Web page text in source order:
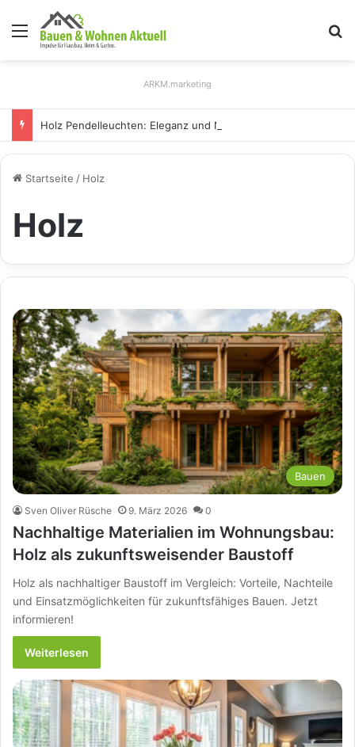
Menü
ARKM.marketing
Startseite / Holz
Holz
Bauen
Sven Oliver Rüsche 9. März 2026 0
Nachhaltige Materialien im Wohnungsbau:
Holz als zukunftsweisender Baustoff
Holz als nachhaltiger Baustoff im Vergleich: Vorteile, Nachteile
und Einsatzmöglichkeiten für zukunftsfähiges Bauen. Jetzt
informieren!
Weiterlesen